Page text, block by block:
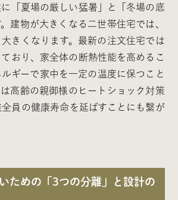
「夏場の厳しい猛暑」と「冬場の底
建物が大きくなる二世帯住宅では、
きくなります。最新の注文住宅では
おり、家全体の断熱性能を高めるこ
ギーで家中を一定の温度に保つこと
高齢の親御様のヒートショック対策
員の健康寿命を延ばすことにも繋が
ための「3つの分離」と設計の